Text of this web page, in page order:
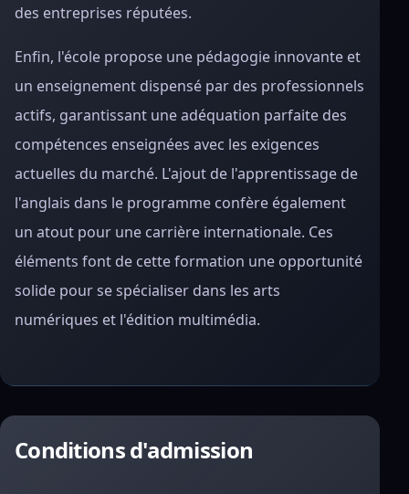
des entreprises réputées.
Enfin, l'école propose une pédagogie innovante et
un enseignement dispensé par des professionnels
actifs, garantissant une adéquation parfaite des
compétences enseignées avec les exigences
actuelles du marché. L'ajout de l'apprentissage de
l'anglais dans le programme confère également
un atout pour une carrière internationale. Ces
éléments font de cette formation une opportunité
solide pour se spécialiser dans les arts
numériques et l'édition multimédia.
Conditions d'admission